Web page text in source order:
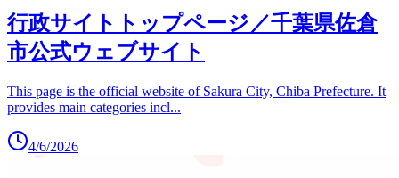
行政サイトトップページ／千葉県佐倉
市公式ウェブサイト
This page is the official website of Sakura City, Chiba Prefecture. It
provides main categories incl...
4/6/2026